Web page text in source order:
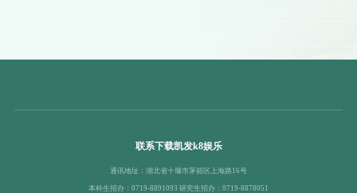
联系下载凯发k8娱乐
通讯地址：湖北省十堰市茅箭区上海路16号
本科生招办：0719-8891093 研究生招办：0719-8878051